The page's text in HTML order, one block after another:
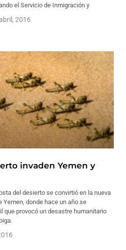
el Servicio de Inmigración y
2016
invaden Yemen y
del desierto se convirtió en la nueva
Yemen, donde hace un año se
que provocó un desastre humanitario